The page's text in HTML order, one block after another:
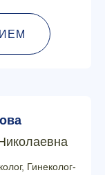
Гинеколог-